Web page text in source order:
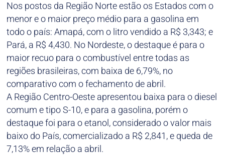
Nos postos da Região Norte estão os Estados com o
menor e o maior preço médio para a gasolina em
todo o país: Amapá, com o litro vendido a R$ 3,343; e
Pará, a R$ 4,430. No Nordeste, o destaque é para o
maior recuo para o combustível entre todas as
regiões brasileiras, com baixa de 6,79%, no
comparativo com o fechamento de abril.
A Região Centro-Oeste apresentou baixa para o diesel
comum e tipo S-10, e para a gasolina, porém o
destaque foi para o etanol, considerado o valor mais
baixo do País, comercializado a R$ 2,841, e queda de
7,13% em relação a abril.